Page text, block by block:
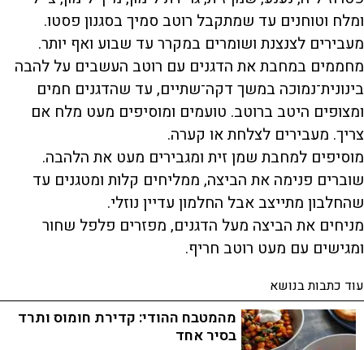
ומלח וטוחנים עד שמתקבל רוטב סמיך בסגנון פסטו.
מעבירים לצנצנת ושומרים במקרר עד שבוע ואף יותר.
מחממים במחבת את הדגנים עם רוטב העשבים על להבה
בינונית־נמוכה במשך דקה־שתיים, עד שהדגנים חמים
ומצופים היטב ברוטב. טועמים ומוסיפים מעט מלח אם
צריך. מעבירים לצלחת או קערה.
מוסיפים למחבת שמן זית ומגבירים מעט את הלהבה.
שוברים פנימה את הביצה, ממליחים קלות ומטגנים עד
שהחלבון מתייצב אבל החלמון עדיין נוזלי.
מניחים את הביצה מעל הדגנים, מפזרים פלפל שחור
ומגישים עם מעט רוטב חריף.
עוד כתבות בנושא
מהמטבח ההודי: קדירת חומוס ותרד
בסיר אחד